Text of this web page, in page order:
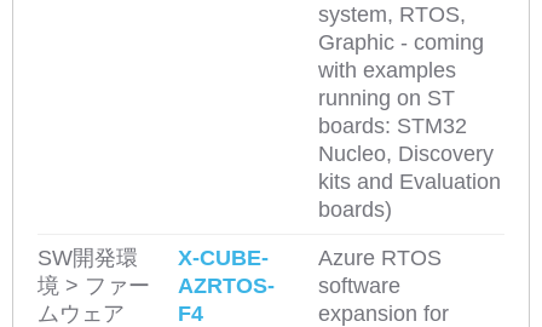
system, RTOS,
Graphic - coming
with examples
running on ST
boards: STM32
Nucleo, Discovery
kits and Evaluation
boards)
SW開発環
境 > ファー
ムウェア
X-CUBE-
AZRTOS-
F4
Azure RTOS
software
expansion for